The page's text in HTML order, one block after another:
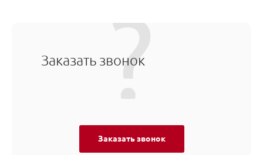
Заказать звонок
Заказать звонок